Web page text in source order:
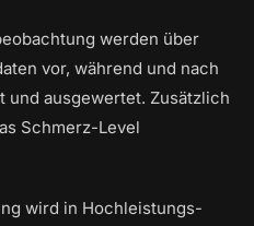
werden über
vor, während und nach
und ausgewertet. Zusätzlich
Schmerz-Level
wird in Hochleistungs-